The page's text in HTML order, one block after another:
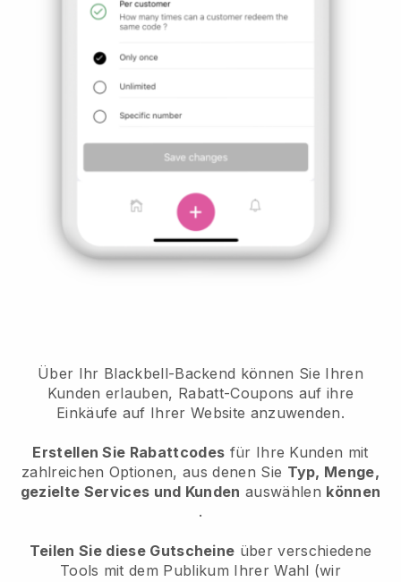
Über Ihr Blackbell-Backend können Sie Ihren
Kunden erlauben, Rabatt-Coupons auf ihre
Einkäufe auf Ihrer Website anzuwenden.
Erstellen Sie Rabattcodes für Ihre Kunden mit
zahlreichen Optionen, aus denen Sie Typ, Menge,
gezielte Services und Kunden auswählen können
.
Teilen Sie diese Gutscheine über verschiedene
Tools mit dem Publikum Ihrer Wahl (wir